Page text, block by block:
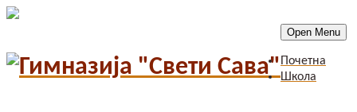
Open Menu
Почетна
Школа